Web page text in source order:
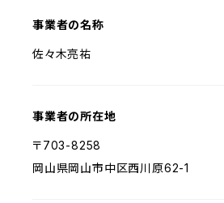
事業者の名称
佐々木亮祐
事業者の所在地
〒703-8258
岡山県岡山市中区西川原62-1